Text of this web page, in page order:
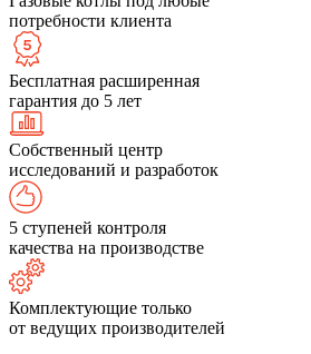
потребности клиента
Бесплатная расширенная
гарантия до 5 лет
Собственный центр
исследований и разработок
5 ступеней контроля
качества на производстве
Комплектующие только
от ведущих производителей